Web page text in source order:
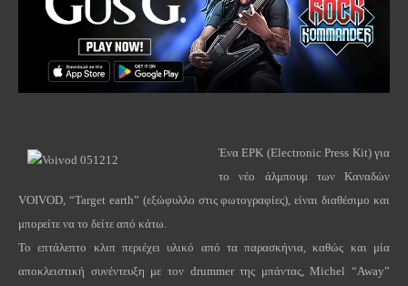
ΈναEPK (Electronic Press Kit) για
το νέο άλμπουμ των Καναδών
VOIVOD , “Target earth” (εξώφυλλο στις φωτογραφίες), είναι διαθέσιμο και
μπορείτε να το δείτε από κάτω.
Το επτάλεπτο κλιπ περιέχει υλικό από τα παρασκήνια, καθώς και μία
αποκλειστική συνέντευξη με τον drummer της μπάντας,Michel “Away”